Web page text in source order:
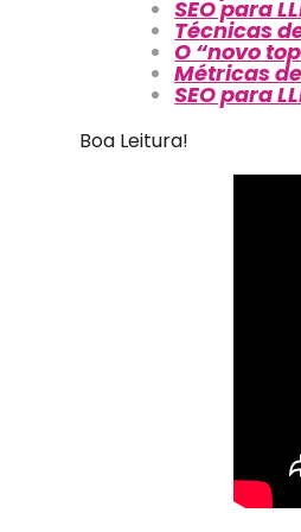
SEO para
Técnicas
O “novo
Métricas
SEO para
Boa Leitura!